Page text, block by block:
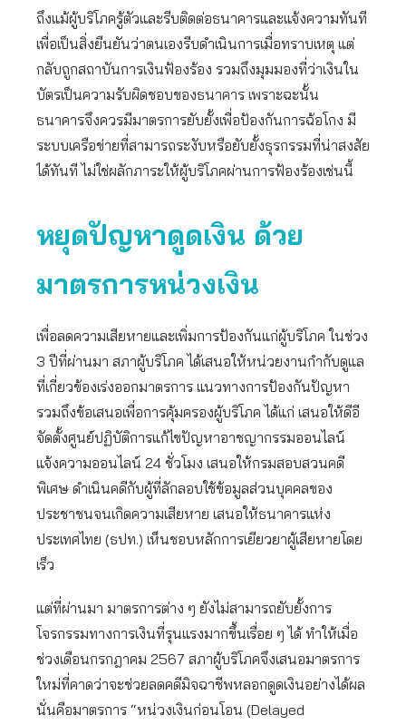
ถึงแม้ผู้บริโภครู้ตัวและรีบติดต่อธนาคารและแจ้งความทันที
เพื่อเป็นสิ่งยืนยันว่าตนเองรีบดำเนินการเมื่อทราบเหตุ แต่
กลับถูกสถาบันการเงินฟ้องร้อง รวมถึงมุมมองที่ว่าเงินใน
บัตรเป็นความรับผิดชอบของธนาคาร เพราะฉะนั้น
ธนาคารจึงควรมีมาตรการยับยั้งเพื่อป้องกันการฉ้อโกง มี
ระบบเครือข่ายที่สามารถระงับหรือยับยั้งธุรกรรมที่น่าสงสัย
ได้ทันที ไม่ใช่ผลักภาระให้ผู้บริโภคผ่านการฟ้องร้องเช่นนี้
หยุดปัญหาดูดเงิน ด้วย
มาตรการหน่วงเงิน
เพื่อลดความเสียหายและเพิ่มการป้องกันแก่ผู้บริโภค ในช่วง
3 ปีที่ผ่านมา สภาผู้บริโภค ได้เสนอให้หน่วยงานกำกับดูแล
ที่เกี่ยวข้องเร่งออกมาตรการ แนวทางการป้องกันปัญหา
รวมถึงข้อเสนอเพื่อการคุ้มครองผู้บริโภค ได้แก่ เสนอให้ดีอี
จัดตั้งศูนย์ปฏิบัติการแก้ไขปัญหาอาชญากรรมออนไลน์
แจ้งความออนไลน์ 24 ชั่วโมง เสนอให้กรมสอบสวนคดี
พิเศษ ดำเนินคดีกับผู้ที่ลักลอบใช้ข้อมูลส่วนบุคคลของ
ประชาชนจนเกิดความเสียหาย เสนอให้ธนาคารแห่ง
ประเทศไทย (ธปท.) เห็นชอบหลักการเยียวยาผู้เสียหายโดย
เร็ว
แต่ที่ผ่านมา มาตรการต่าง ๆ ยังไม่สามารถยับยั้งการ
โจรกรรมทางการเงินที่รุนแรงมากขึ้นเรื่อย ๆ ได้ ทำให้เมื่อ
ช่วงเดือนกรกฎาคม 2567 สภาผู้บริโภคจึงเสนอมาตรการ
ใหม่ที่คาดว่าจะช่วยลดคดีมิจฉาชีพหลอกดูดเงินอย่างได้ผล
นั่นคือมาตรการ “หน่วงเงินก่อนโอน (Delayed